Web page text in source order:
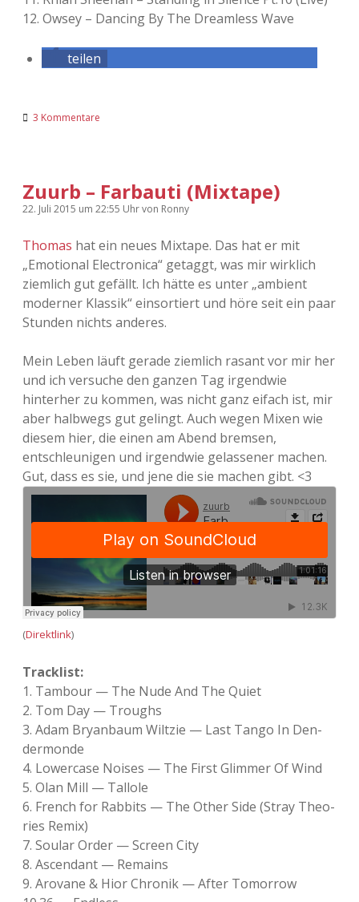
12. Owsey – Dancing By The Dreamless Wave
teilen
3 Kommentare
Zuurb – Farbauti (Mixtape)
22. Juli 2015 um 22:55 Uhrvon Ronny
Thomas hat ein neues Mixtape. Das hat er mit
„Emotional Electronica“ getaggt, was mir wirklich
ziemlich gut gefällt. Ich hätte es unter „ambient
moderner Klassik“ einsortiert und höre seit ein paar
Stunden nichts anderes.
Mein Leben läuft gerade ziemlich rasant vor mir her
und ich versuche den ganzen Tag irgendwie
hinterher zu kommen, was nicht ganz eifach ist, mir
aber halbwegs gut gelingt. Auch wegen Mixen wie
diesem hier, die einen am Abend bremsen,
entschleunigen und irgendwie gelassener machen.
Gut, dass es sie, und jene die sie machen gibt. <3
(Direktlink)
Tracklist:
1. Tam­bour — The Nude And The Quiet
2. Tom Day — Troughs
3. Adam Bry­an­baum Wilt­zie — Last Tango In Den­
der­monde
4. Lower­case Noi­ses — The First Glim­mer Of Wind
5. Olan Mill — Tal­lole
6. French for Rab­bits — The Other Side (Stray Theo­
ries Remix)
7. Sou­lar Order — Screen City
8. Ascen­dant — Remains
9. Aro­vane & Hior Chro­nik — After Tomor­row